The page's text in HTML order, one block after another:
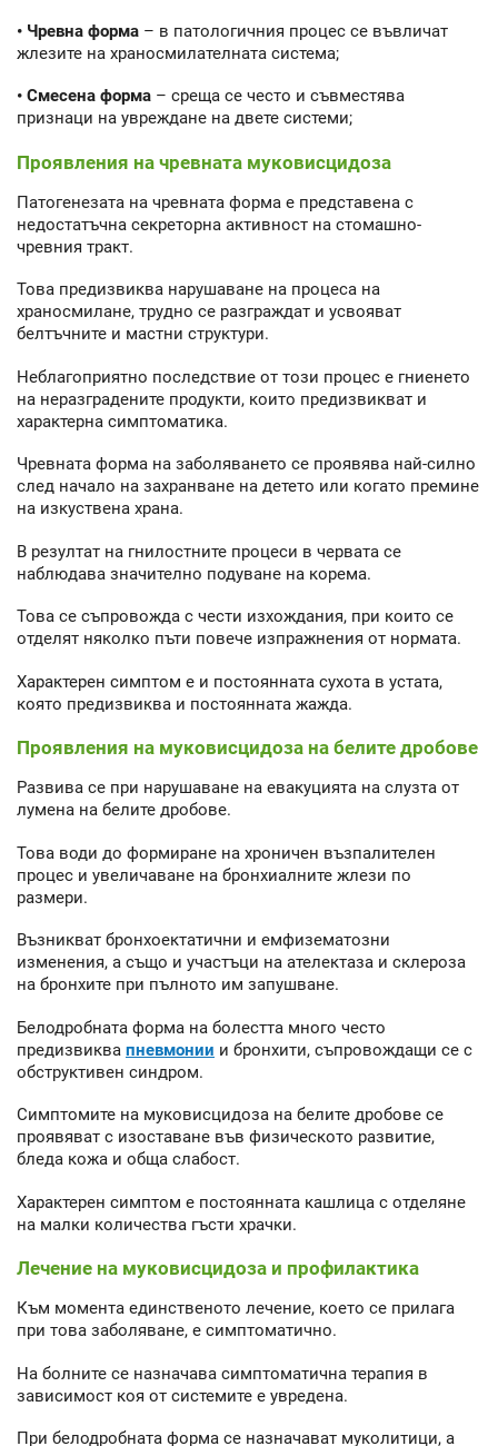
• Чревна форма – в патологичния процес се въвличат
жлезите на храносмилателната система;
• Смесена форма – среща се често и съвместява
признаци на увреждане на двете системи;
Проявления на чревната муковисцидоза
Патогенезата на чревната форма е представена с
недостатъчна секреторна активност на стомашно-
чревния тракт.
Това предизвиква нарушаване на процеса на
храносмилане, трудно се разграждат и усвояват
белтъчните и мастни структури.
Неблагоприятно последствие от този процес е гниенето
на неразградените продукти, които предизвикват и
характерна симптоматика.
Чревната форма на заболяването се проявява най-силно
след начало на захранване на детето или когато премине
на изкуствена храна.
В резултат на гнилостните процеси в червата се
наблюдава значително подуване на корема.
Това се съпровожда с чести изхождания, при които се
отделят няколко пъти повече изпражнения от нормата.
Характерен симптом е и постоянната сухота в устата,
която предизвиква и постоянната жажда.
Проявления на муковисцидоза на белите дробове
Развива се при нарушаване на евакуцията на слузта от
лумена на белите дробове.
Това води до формиране на хроничен възпалителен
процес и увеличаване на бронхиалните жлези по
размери.
Възникват бронхоектатични и емфизематозни
изменения, а също и участъци на ателектаза и склероза
на бронхите при пълното им запушване.
Белодробната форма на болестта много често
предизвиква пневмонии и бронхити, съпровождащи се с
обструктивен синдром.
Симптомите на муковисцидоза на белите дробове се
проявяват с изоставане във физическото развитие,
бледа кожа и обща слабост.
Характерен симптом е постоянната кашлица с отделяне
на малки количества гъсти храчки.
Лечение на муковисцидоза и профилактика
Към момента единственото лечение, което се прилага
при това заболяване, е симптоматично.
На болните се назначава симптоматична терапия в
зависимост коя от системите е увредена.
При белодробната форма се назначават муколитици, а